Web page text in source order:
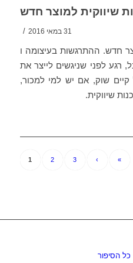
שיווקית למוצר חדש
31 במאי 2016 /
חדש. ההתרגשות בעיצומה ו
רגע לפני שניגשים לייצר את
שוק, אם יש למי למכור,
שיווקית.
1 2 3 › »